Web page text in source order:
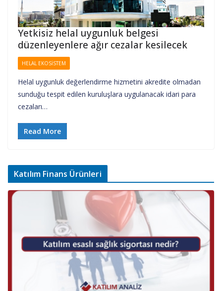
Yetkisiz helal uygunluk belgesi
düzenleyenlere ağır cezalar kesilecek
HELAL EKOSISTEM
Helal uygunluk değerlendirme hizmetini akredite olmadan
sunduğu tespit edilen kuruluşlara uygulanacak idari para
cezaları…
Read More
Katılım Finans Ürünleri